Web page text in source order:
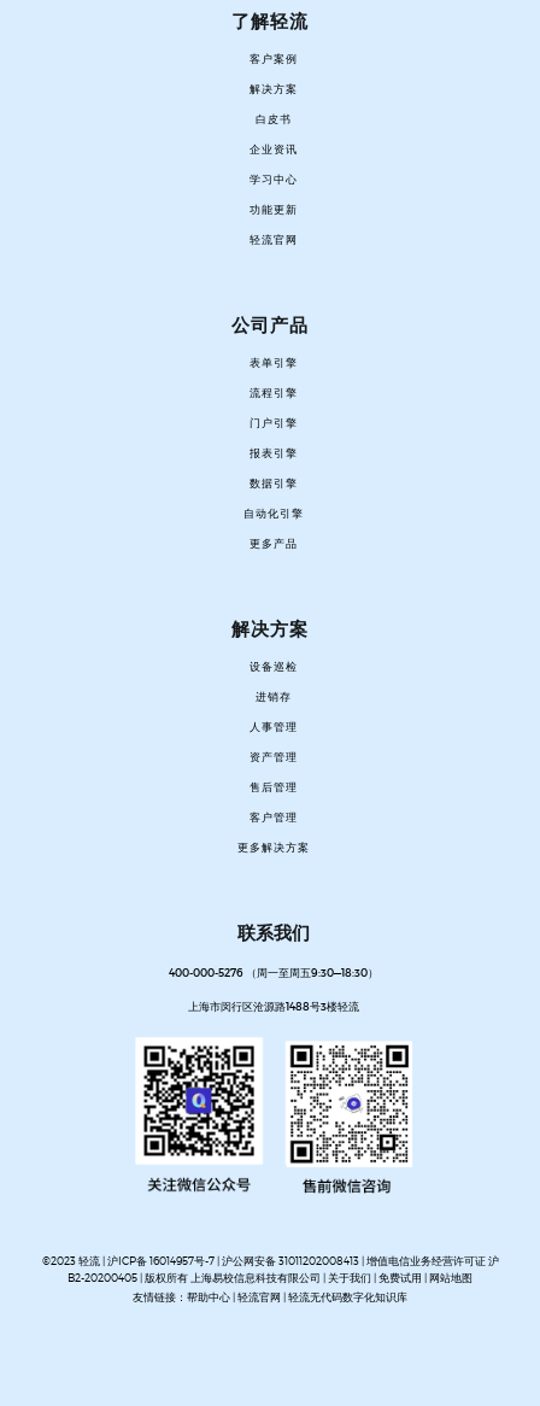
了解轻流
客户案例
解决方案
白皮书
企业资讯
学习中心
功能更新
轻流官网
公司产品
表单引擎
流程引擎
门户引擎
报表引擎
数据引擎
自动化引擎
更多产品
解决方案
设备巡检
进销存
人事管理
资产管理
售后管理
客户管理
更多解决方案
联系我们
400-000-5276 （周一至周五9:30—18:30）
上海市闵行区沧源路1488号3楼轻流
©2023 轻流 | 沪ICP备 16014957号-7| 沪公网安备 31011202008413 | 增值电信业务经营许可证 沪
B2-20200405 | 版权所有 上海易校信息科技有限公司 | 关于我们 免费试用
网站地图
友情链接： 帮助中心 轻流官网 轻流无代码数字化知识库